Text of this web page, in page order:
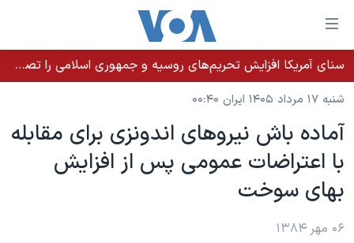
لینکهای
قابل
دسترسی
جهش
محتوای
اصلی
جهش
صفحه
خانه
نسخه سبک وب‌سایت
موضوع ها
ایران
آمریکا
جهان
برنامه های تلویزیونی
جدول برنامه ها
صفحه‌های ویژه
سنای آمریکا افزایش تحریم‌های روسیه و جمهوری اسلامی را تصویب کرد؛ زلنسکی از این اقدام تشکر کرد
شنبه ۱۷ مرداد ۱۴۰۵ ایران ۰۰:۴۰
آماده باش نيروهای اندونزی برای مقابله
با اعتراضات عمومی پس از افزايش
بهای سوخت
۰۶ مهر ۱۳۸۴